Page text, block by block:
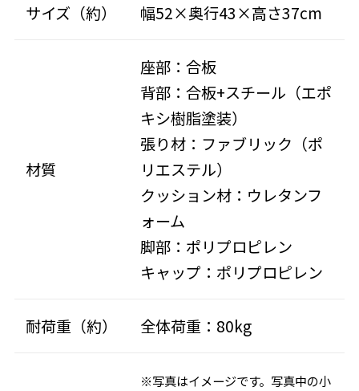
サイズ（約） 幅52×奥行43×高さ37cm
材質
座部：合板
背部：合板+スチール（エポ
キシ樹脂塗装）
張り材：ファブリック（ポ
リエステル）
クッション材：ウレタンフ
ォーム
脚部：ポリプロピレン
キャップ：ポリプロピレン
耐荷重（約） 全体荷重：80kg
※写真はイメージです。写真中の小